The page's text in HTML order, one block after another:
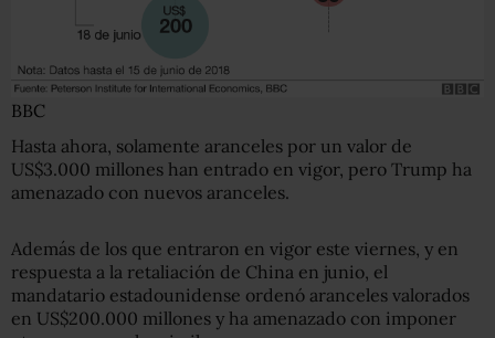
BBC
Hasta ahora, solamente aranceles por un valor de
US$3.000 millones han entrado en vigor, pero Trump ha
amenazado con nuevos aranceles.
Además de los que entraron en vigor este viernes, y en
respuesta a la retaliación de China en junio, el
mandatario estadounidense ordenó aranceles valorados
en US$200.000 millones y ha amenazado con imponer